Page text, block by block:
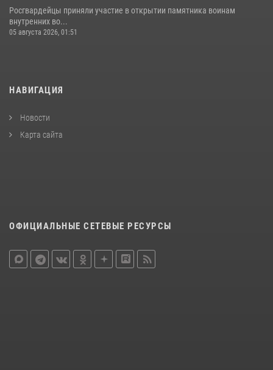
Росгвардейцы приняли участие в открытии памятника воинам
внутренних во...
05 августа 2026, 01:51
НАВИГАЦИЯ
Новости
Карта сайта
ОФИЦИАЛЬНЫЕ СЕТЕВЫЕ РЕСУРСЫ